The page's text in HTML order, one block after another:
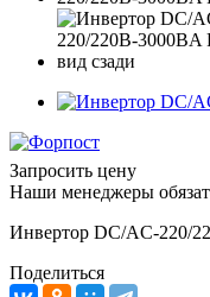
Запросить цену
Наши менеджеры
Инвертор DC/AC-220/
Поделиться